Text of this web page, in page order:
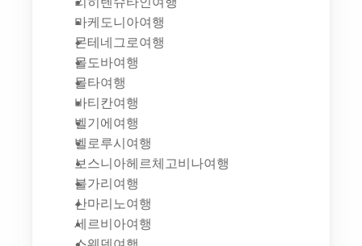
마케도니아여행
몬테네그로여행
몰도바여행
몰타여행
바티칸여행
벨기에여행
벨로루시여행
보스니아헤르체고비나여행
불가리여행
산마리노여행
세르비아여행